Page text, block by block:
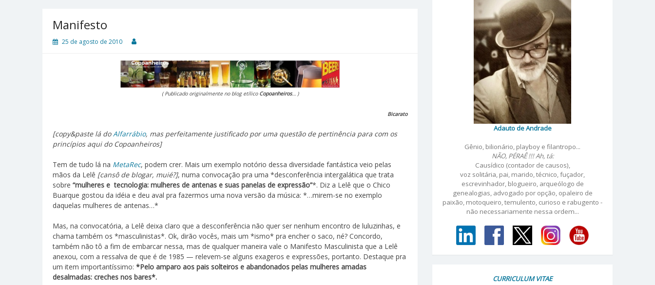
Manifesto
25 de agosto de 2010
( Publicado originalmente no blog etílico Copoanheiros… )
Bicarato
[copy&paste lá doAlfarrábio, mas perfeitamente justificado por uma questão de pertinência para com os
princípios aqui do Copoanheiros]
Tem de tudo lá na MetaRec, podem crer. Mais um exemplo notório dessa diversidade fantástica veio pelas
mãos da Lelê [cansô de blogar, muié?], numa convocação pra uma *desconferência intergalática que trata
sobre “mulheres e tecnologia: mulheres de antenas e suas panelas de expressão”*. Diz a Lelê que o Chico
Buarque gostou da idéia e deu aval pra fazermos uma nova versão da música: *…mirem-se no exemplo
daquelas mulheres de antenas…*
Mas, na convocatória, a Lelê deixa claro que a desconferência não quer ser nenhum encontro de luluzinhas, e
chama também os *masculinistas*. Ok, dirão vocês, mais um *ismo* pra encher o saco, né? Concordo,
também não tô a fim de embarcar nessa, mas de qualquer maneira vale o Manifesto Masculinista que a Lelê
anexou, com a ressalva de que é de 1985 — relevem-se alguns exageros e expressões, portanto. Destaque pra
um item importantíssimo: *Pelo amparo aos pais solteiros e abandonados pelas mulheres amadas
desalmadas: creches nos bares*.
Adauto de Andrade
Gênio, bilionário, playboy e filantropo...
NÃO, PÉRAÊ !!! Ah, tá:
Causídico (contador de causos),
voz solitária, pai, marido, técnico, fuçador,
escrevinhador, blogueiro, arqueólogo de
genealogias, advogado por opção, opaleiro de
paixão, motoqueiro, temulento, curioso e rabugento -
não necessariamente nessa ordem...
CURRICULUM VITAE